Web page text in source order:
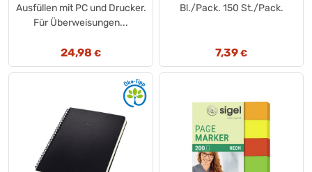
Ausfüllen mit PC und Drucker.
Für Überweisungen...
24,98 €
Bl./Pack. 150 St./Pack.
7,39 €